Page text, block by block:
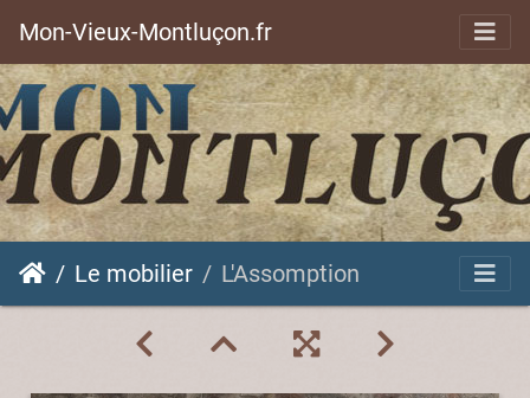
Mon-Vieux-Montluçon.fr
Le mobilier L'Assomption